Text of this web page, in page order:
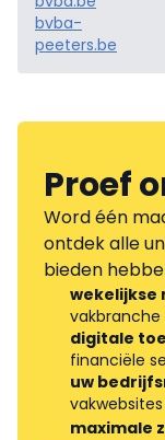
bvba-
peeters.be
Proef
Word één
ontdek alle
bieden
wekelijkse
vakbranche
digitale
financiële
uw
vakwebsites
maximale